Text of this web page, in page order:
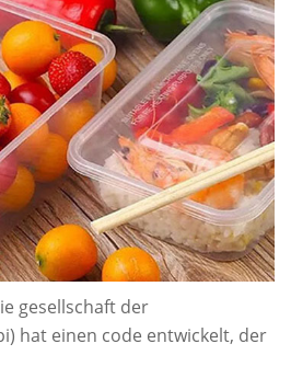
gesellschaft der
hat einen code entwickelt, der